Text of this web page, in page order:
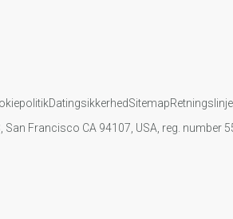
DatingsikkerhedSitemap
Francisco CA 94107, USA, reg. number